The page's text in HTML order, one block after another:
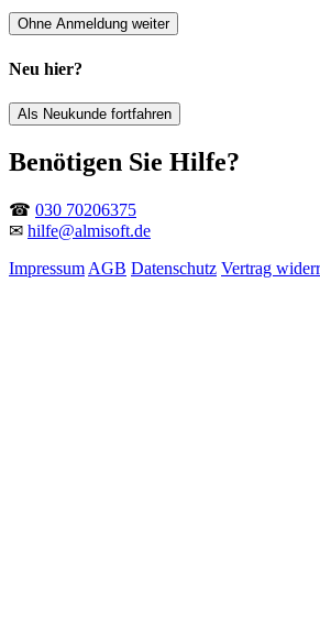
Ohne Anmeldung weiter
Neu hier?
Als Neukunde fortfahren
Benötigen Sie Hilfe?
☎ 030 70206375
✉ hilfe@almisoft.de
Impressum AGB Datenschutz Vertrag